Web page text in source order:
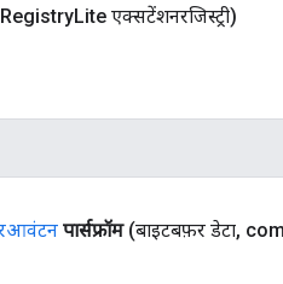
RegistryLite एक्सटेंशनरजिस्ट्री)
पार्सफ्रॉम (बाइटबफ़र डेटा,